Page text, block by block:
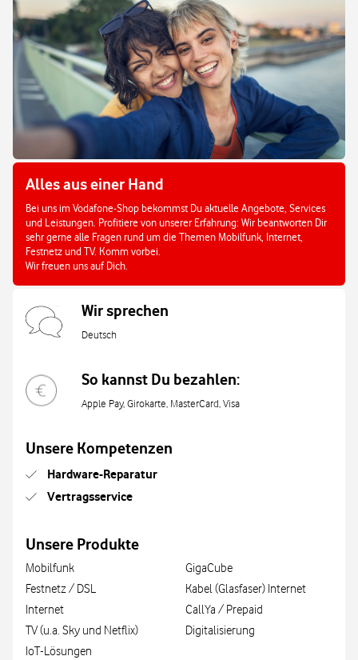
Alles aus einer Hand
Bei uns im Vodafone-Shop bekommst Du aktuelle Angebote, Services
und Leistungen. Profitiere von unserer Erfahrung: Wir beantworten Dir
sehr gerne alle Fragen rund um die Themen Mobilfunk, Internet,
Festnetz und TV. Komm vorbei.
Wir freuen uns auf Dich.
Wir sprechen
Deutsch
So kannst Du bezahlen:
Apple Pay, Girokarte, MasterCard, Visa
Unsere Kompetenzen
Hardware-Reparatur
Vertragsservice
Unsere Produkte
Mobilfunk
Festnetz / DSL
Internet
TV (u.a. Sky und Netflix)
IoT-Lösungen
GigaCube
Kabel (Glasfaser) Internet
CallYa / Prepaid
Digitalisierung